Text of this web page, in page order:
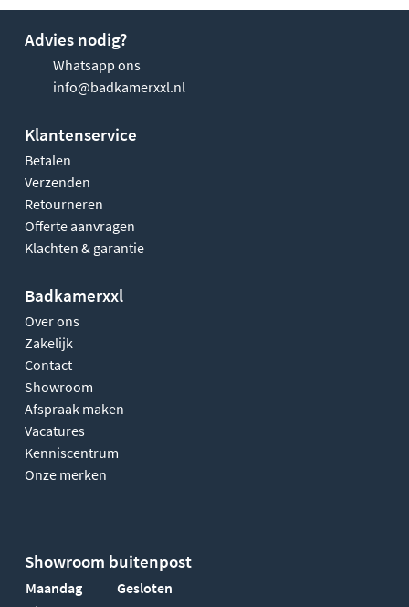
Advies nodig?
Whatsapp ons
info@badkamerxxl.nl
Klantenservice
Betalen
Verzenden
Retourneren
Offerte aanvragen
Klachten & garantie
Badkamerxxl
Over ons
Zakelijk
Contact
Showroom
Afspraak maken
Vacatures
Kenniscentrum
Onze merken
Showroom buitenpost
Maandag
Gesloten